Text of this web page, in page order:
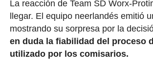
La reacción de Team SD Worx-
llegar. El equipo neerlandés emitió
mostrando su sorpresa por la
en duda la fiabilidad del proceso
utilizado por los comisarios.